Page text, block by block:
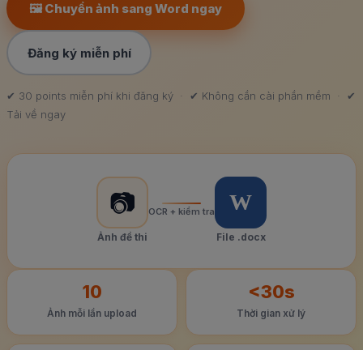
🖼️ Chuyển ảnh sang Word ngay
Đăng ký miễn phí
✔ 30 points miễn phí khi đăng ký · ✔ Không cần cài phần mềm · ✔
Tải về ngay
📷
Ảnh đề thi
OCR + kiểm tra W
File .docx
10
Ảnh mỗi lần upload
<30s
Thời gian xử lý